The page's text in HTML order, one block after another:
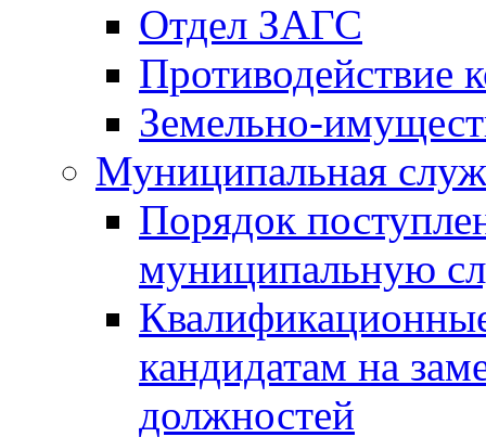
Отдел ЗАГС
Противодействие
Земельно-
Муниципальная
Порядок
муниципальную
кандидатам на
должностей